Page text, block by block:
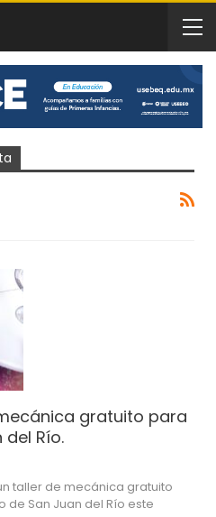
gratuito para
Río.
taller de mecánica gratuito
de San Juan del Río este